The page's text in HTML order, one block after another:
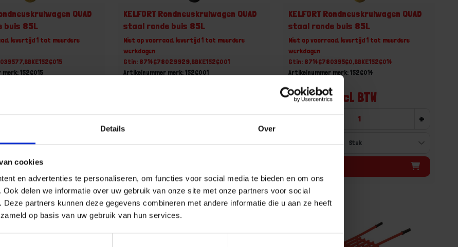
Details Over
cookies
en advertenties te personaliseren, om functies voor social media te bieden en om ons
delen we informatie over uw gebruik van onze site met onze partners voor social
Deze partners kunnen deze gegevens combineren met andere informatie die u aan ze heeft
op basis van uw gebruik van hun services.
QUAD
buis 85L
levertijd 1 tot meerdere
1526015
+
KELFORT Rondneuskruiwagen QUAD
staal ronde buis 85L
Niet op voorraad, levertijd 1 tot meerdere
werkdagen
Gtin: 8714678029929,BBKE1526001
Artikelnummer merk: 1526001
- +
KELFORT Rondneuskruiwagen QUAD
staal ronde buis 85L
Niet op voorraad, levertijd 1 tot meerdere
werkdagen
Gtin: 8714678039560,BBKE1526014
Artikelnummer merk: 1526014
€ 163,14 incl. BTW
- +